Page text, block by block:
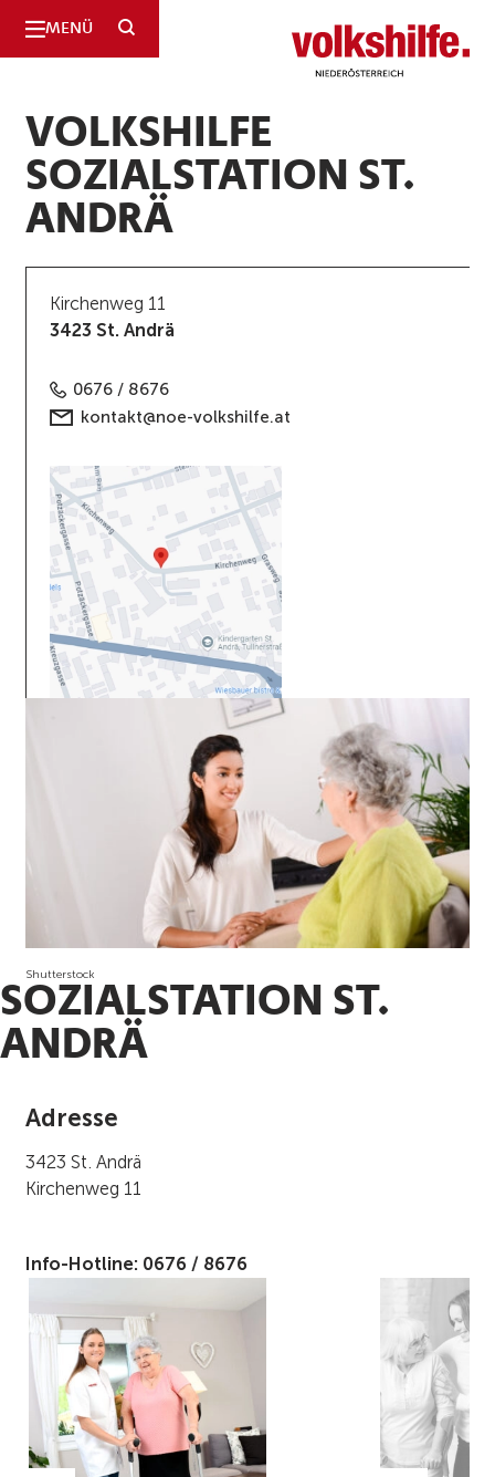
MENÜ SUCHE Niederösterreich
VOLKSHILFE
SOZIALSTATION ST.
ANDRÄ
Kirchenweg 11
3423 St. Andrä
0676 / 8676
kontakt@noe-volkshilfe.at
Shutterstock
SOZIALSTATION ST.
ANDRÄ
Adresse
3423 St. Andrä
Kirchenweg 11
Info-Hotline: 0676 / 8676